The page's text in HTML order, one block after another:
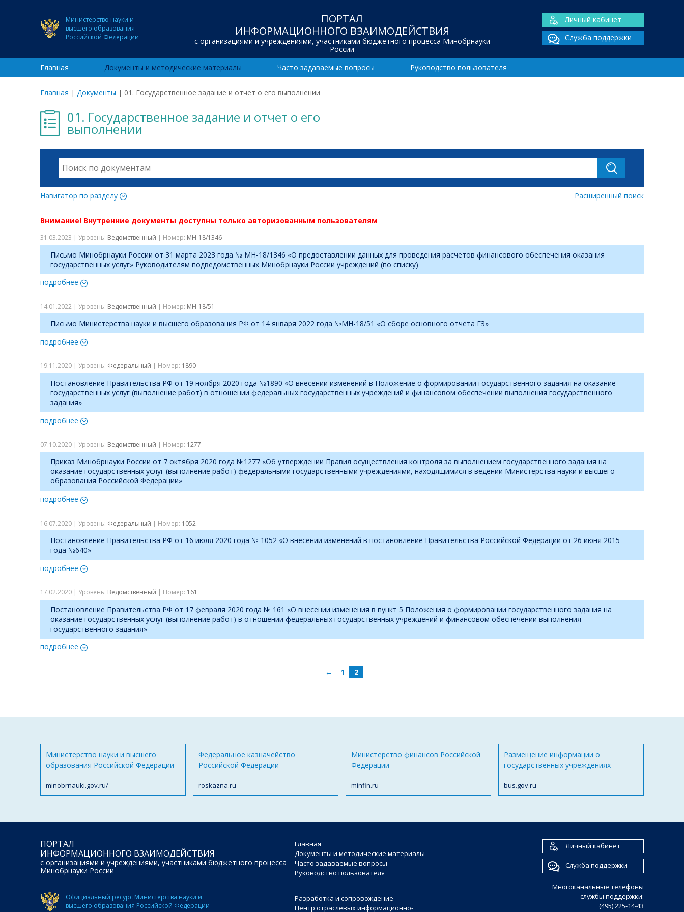
Министерство науки и
высшего образования
Российской Федерации
ПОРТАЛ
ИНФОРМАЦИОННОГО ВЗАИМОДЕЙСТВИЯ
с организациями и учреждениями, участниками бюджетного процесса Минобрнауки
России
Личный кабинет
Служба поддержки
Главная Документы и методические материалы Часто задаваемые вопросы Руководство пользователя
Главная | Документы | 01. Государственное задание и отчет о его выполнении
01. Государственное задание и отчет о его
выполнении
Навигатор по разделу Расширенный поиск
Внимание! Внутренние документы доступны только авторизованным пользователям
31.03.2023 | Уровень: Ведомственный | Номер: МН-18/1346
Письмо Минобрнауки России от 31 марта 2023 года № МН-18/1346 «О предоставлении данных для проведения расчетов финансового обеспечения оказания
государственных услуг» Руководителям подведомственных Минобрнауки России учреждений (по списку)
подробнее
14.01.2022 | Уровень: Ведомственный | Номер: МН-18/51
Письмо Министерства науки и высшего образования РФ от 14 января 2022 года №МН-18/51 «О сборе основного отчета ГЗ»
подробнее
19.11.2020 | Уровень: Федеральный | Номер: 1890
Постановление Правительства РФ от 19 ноября 2020 года №1890 «О внесении изменений в Положение о формировании государственного задания на оказание
государственных услуг (выполнение работ) в отношении федеральных государственных учреждений и финансовом обеспечении выполнения государственного
задания»
подробнее
07.10.2020 | Уровень: Ведомственный | Номер: 1277
Приказ Минобрнауки России от 7 октября 2020 года №1277 «Об утверждении Правил осуществления контроля за выполнением государственного задания на
оказание государственных услуг (выполнение работ) федеральными государственными учреждениями, находящимися в ведении Министерства науки и высшего
образования Российской Федерации»
подробнее
16.07.2020 | Уровень: Федеральный | Номер: 1052
Постановление Правительства РФ от 16 июля 2020 года № 1052 «О внесении изменений в постановление Правительства Российской Федерации от 26 июня 2015
года №640»
подробнее
17.02.2020 | Уровень: Ведомственный | Номер: 161
Постановление Правительства РФ от 17 февраля 2020 года № 161 «О внесении изменения в пункт 5 Положения о формировании государственного задания на
оказание государственных услуг (выполнение работ) в отношении федеральных государственных учреждений и финансовом обеспечении выполнения
государственного задания»
подробнее
← 1 2
Министерство науки и высшего
образования Российской Федерации
minobrnauki.gov.ru/
Федеральное казначейство
Российской Федерации
roskazna.ru
Министерство финансов Российской
Федерации
minfin.ru
Размещение информации о
государственных учреждениях
bus.gov.ru
ПОРТАЛ
ИНФОРМАЦИОННОГО ВЗАИМОДЕЙСТВИЯ
с организациями и учреждениями, участниками бюджетного процесса
Минобрнауки России
Официальный ресурс Министерства науки и
высшего образования Российской Федерации
Главная
Документы и методические материалы
Часто задаваемые вопросы
Руководство пользователя
Разработка и сопровождение –
Центр отраслевых информационно-
Личный кабинет
Служба поддержки
Многоканальные телефоны
службы поддержки:
(495) 225-14-43